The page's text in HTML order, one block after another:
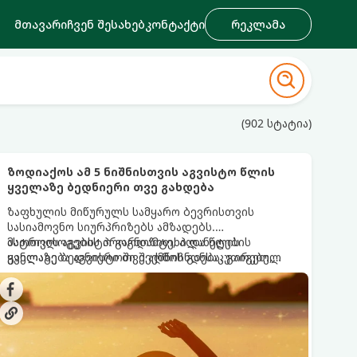
მთავარიჩვენ შესახებკონტაქტი რეკლამა
(902 სტატია)
ზოდიაქოს ამ 5 ნიშნისთვის აგვისტო წლის
ყველაზე ბედნიერი თვე გახდება
ზაფხულის მიწურულს სამყარო ბევრისთვის
სასიამოვნო სიურპრიზებს ამზადებს.
ასტროლოგების პროგნოზით, პლანეტების
განლაგება აგვისტოში შექმნის განსაკუთრებულ
ენერგეტიკულ ნაკადებს, რომლებიც ზოდიაქოს 5
ნიშანს საოცარ იღბალს, ჰარმონიასა და
წარმატებას მოუტანს.
მათთვის აგვისტო გარდამტეხი და წლის
ყველაზე ბედნიერი თვე აღმოჩნდება. გაიგეთ,
მოხვდით თუ არა ამ იღბლიანთა შორის: